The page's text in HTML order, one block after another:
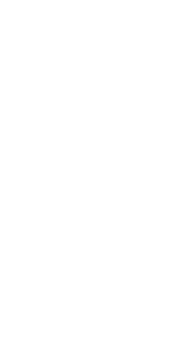
og en kraftig oppgang i 3 måneders
har bidratt til høyere innlånskostnader
å justere rentene, samtidig som
betingelser til kundene våre, sier
Weldingh i OBOS-banken.
pris på boliglån i OBOS-banken
rente på 4,96 prosent.
Sparekonto Langsiktig med en rente
i kraft 13. juli. Rentene
sameier.